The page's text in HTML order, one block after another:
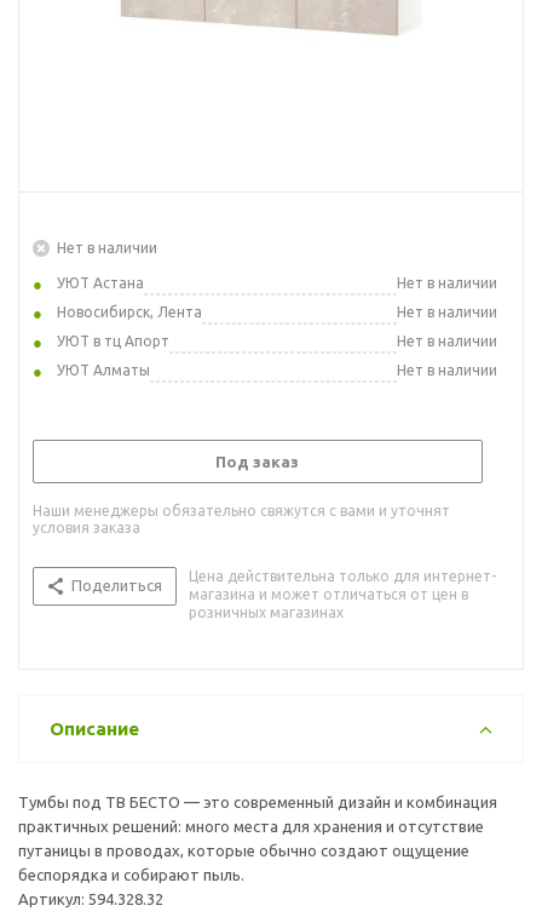
Нет в наличии
УЮТ Астана
Нет в наличии
Новосибирск, Лента
Нет в наличии
УЮТ в тц Апорт
Нет в наличии
УЮТ Алматы
Нет в наличии
Под заказ
Наши менеджеры обязательно свяжутся с вами и уточнят
условия заказа
Поделиться
Цена действительна только для интернет-
магазина и может отличаться от цен в
розничных магазинах
Описание
Тумбы под ТВ БЕСТО — это современный дизайн и комбинация
практичных решений: много места для хранения и отсутствие
путаницы в проводах, которые обычно создают ощущение
беспорядка и собирают пыль.
Артикул: 594.328.32